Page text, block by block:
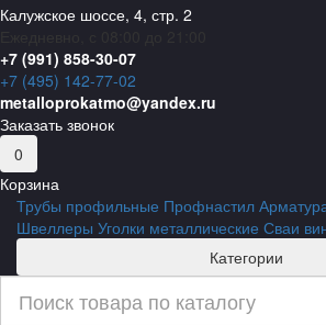
Калужское шоссе, 4, стр. 2
+7 (991) 858-30-07
+7 (495) 142-77-02
metalloprokatmo@yandex.ru
Заказать звонок
0
Корзина
Трубы профильные Профнастил
Швеллеры Уголки металлические Сваи
Категории